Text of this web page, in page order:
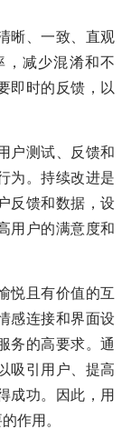
晰、一致、直观
，减少混淆和不
即时的反馈，以
户测试、反馈和
为。持续改进是
反馈和数据，设
用户的满意度和
悦且有价值的互
感连接和界面设
务的高要求。通
吸引用户、提高
成功。因此，用
作用。